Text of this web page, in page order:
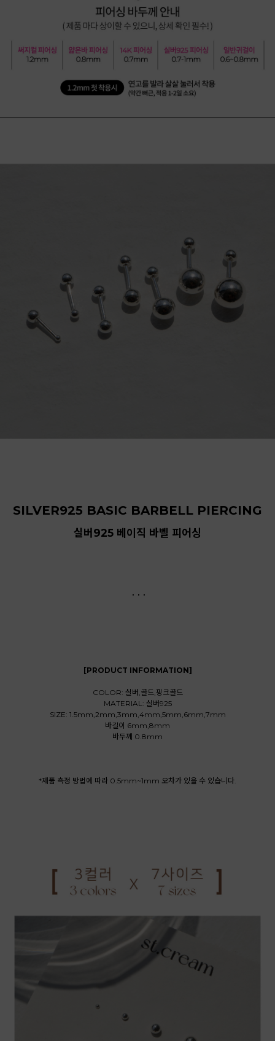
SILVER925 BASIC BARBELL PIERCING
실버925 베이직 바벨 피어싱
. . .
[PRODUCT INFORMATION]
COLOR: 실버,골드,핑크골드
MATERIAL: 실버925
SIZE: 1.5mm,2mm,3mm,4mm,5mm,6mm,7mm
바길이 6mm,8mm
바두께 0.8mm
*제품 측정 방법에 따라 0.5mm~1mm 오차가 있을 수 있습니다.